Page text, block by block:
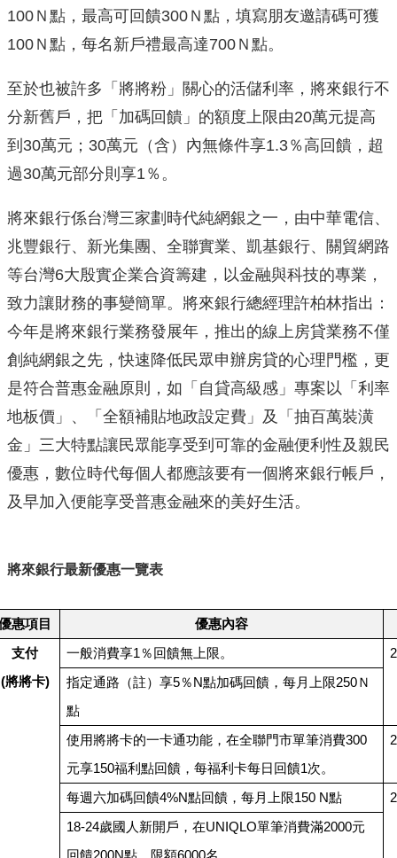
100Ｎ點，最高可回饋300Ｎ點，填寫朋友邀請碼可獲
100Ｎ點，每名新戶禮最高達700Ｎ點。
至於也被許多「將將粉」關心的活儲利率，將來銀行不
分新舊戶，把「加碼回饋」的額度上限由20萬元提高
到30萬元；30萬元（含）內無條件享1.3％高回饋，超
過30萬元部分則享1％。
將來銀行係台灣三家劃時代純網銀之一，由中華電信、
兆豐銀行、新光集團、全聯實業、凱基銀行、關貿網路
等台灣6大殷實企業合資籌建，以金融與科技的專業，
致力讓財務的事變簡單。將來銀行總經理許柏林指出：
今年是將來銀行業務發展年，推出的線上房貸業務不僅
創純網銀之先，快速降低民眾申辦房貸的心理門檻，更
是符合普惠金融原則，如「自貸高級感」專案以「利率
地板價」、「全額補貼地政設定費」及「抽百萬裝潢
金」三大特點讓民眾能享受到可靠的金融便利性及親民
優惠，數位時代每個人都應該要有一個將來銀行帳戶，
及早加入便能享受普惠金融來的美好生活。
將來銀行最新優惠一覽表
惠項目 優惠內容
支付
(將將卡)
一般消費享1％回饋無上限。
指定通路（註）享5％N點加碼回饋，每月上限250Ｎ
點
使用將將卡的一卡通功能，在全聯門市單筆消費300
元享150福利點回饋，每福利卡每日回饋1次。
每週六加碼回饋4%N點回饋，每月上限150 N點
18-24歲國人新開戶，在UNIQLO單筆消費滿2000元